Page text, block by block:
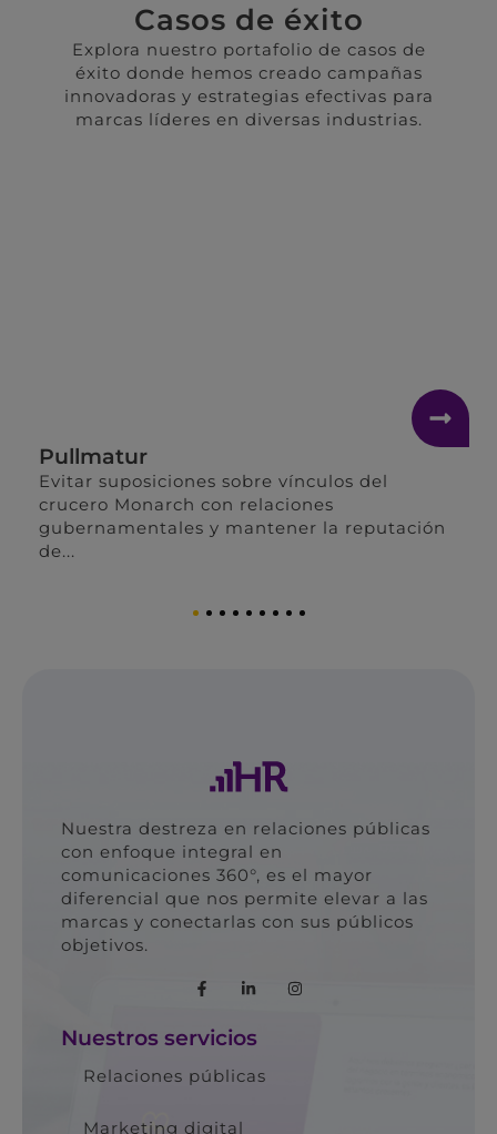
Casos de éxito
Explora nuestro portafolio de casos de
éxito donde hemos creado campañas
innovadoras y estrategias efectivas para
marcas líderes en diversas industrias.
Pullmatur
Evitar suposiciones sobre vínculos del
crucero Monarch con relaciones
gubernamentales y mantener la reputación
de...
Nuestra destreza en relaciones públicas
con enfoque integral en
comunicaciones 360°, es el mayor
diferencial que nos permite elevar a las
marcas y conectarlas con sus públicos
objetivos.
Nuestros servicios
Relaciones públicas
Marketing digital